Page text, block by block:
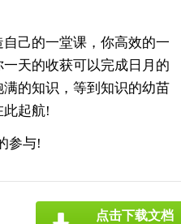
己的一堂课，你高效的一
天的收获可以完成日月的
的知识，等到知识的幼苗
此起航!
参与!
点击下载文档